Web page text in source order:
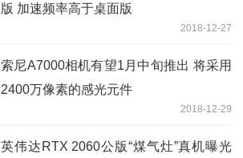
版 加速频率高于桌面版
2018-12-27
索尼A7000相机有望1月中旬推出 将采用
2400万像素的感光元件
2018-12-29
英伟达RTX 2060公版“煤气灶”真机曝光